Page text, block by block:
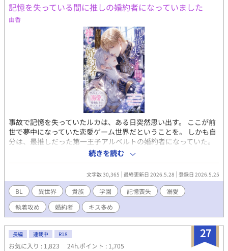
記憶を失っている間に推しの婚約者になっていました
由香
事故で記憶を失っていたルカは、ある日突然思い出す。 ここが前
世で夢中になっていた恋愛ゲーム世界だということを。 しかも自
分は、最推しだった第一王子アルベルトの婚約者になっていた。
甘すぎる距離感。 慣れたように落とされるキス。 そして見え隠れ
する、王子の重すぎる執着。 忘れていた恋を、もう一度始める貴
続きを読む
文字数 30,365 最終更新日 2026.5.28 登録日 2026.5.25
BL 異世界 貴族 学園 記憶喪失
溺愛
執着攻め
婚約者 キス多め
27
長編 連載中 R18
お気に入り : 1,823 24h.ポイント : 1,705